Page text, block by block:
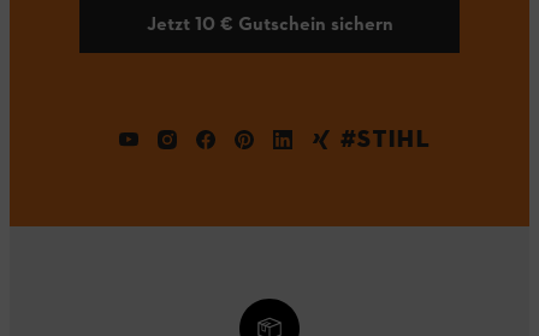
Jetzt 10 € Gutschein sichern
#STIHL